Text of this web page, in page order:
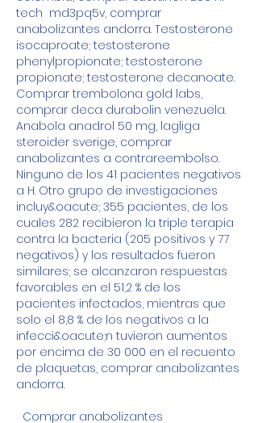
tech  md3pq5v, comprar
anabolizantes andorra. Testosterone
isocaproate; testosterone
phenylpropionate; testosterone
propionate; testosterone decanoate.
Comprar trembolona gold labs,
comprar deca durabolin venezuela.
Anabola anadrol 50 mg, lagliga
steroider sverige, comprar
anabolizantes a contrareembolso.
Ninguno de los 41 pacientes negativos
a H. Otro grupo de investigaciones
incluy&oacute; 355 pacientes, de los
cuales 282 recibieron la triple terapia
contra la bacteria (205 positivos y 77
negativos) y los resultados fueron
similares; se alcanzaron respuestas
favorables en el 51,2 % de los
pacientes infectados, mientras que
solo el 8,8 % de los negativos a la
infecci&oacute;n tuvieron aumentos
por encima de 30 000 en el recuento
de plaquetas, comprar anabolizantes
andorra.